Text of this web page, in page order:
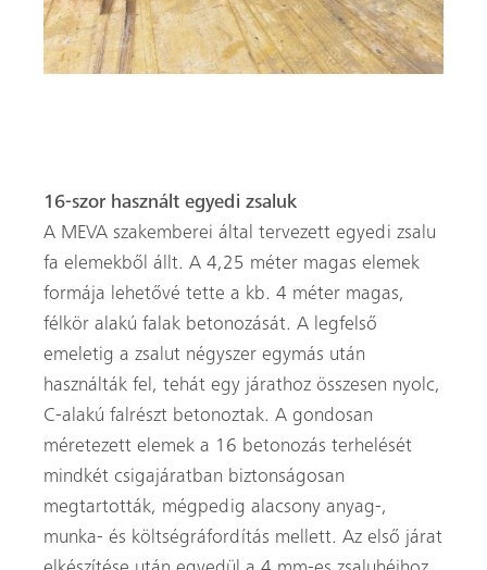
16-szor használt egyedi zsaluk
A MEVA szakemberei által tervezett egyedi zsalu
fa elemekből állt. A 4,25 méter magas elemek
formája lehetővé tette a kb. 4 méter magas,
félkör alakú falak betonozását. A legfelső
emeletig a zsalut négyszer egymás után
használták fel, tehát egy járathoz összesen nyolc,
C-alakú falrészt betonoztak. A gondosan
méretezett elemek a 16 betonozás terhelését
mindkét csigajáratban biztonságosan
megtartották, mégpedig alacsony anyag-,
munka- és költségráfordítás mellett. Az első járat